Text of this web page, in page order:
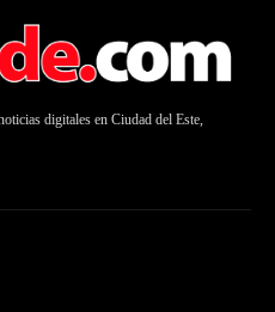
digitales en Ciudad del Este,